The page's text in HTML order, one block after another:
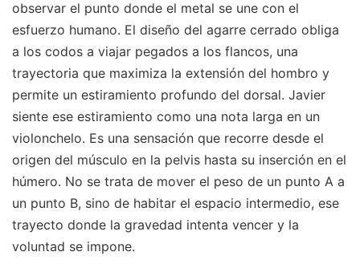
observar el punto donde el metal se une con el
esfuerzo humano. El diseño del agarre cerrado obliga
a los codos a viajar pegados a los flancos, una
trayectoria que maximiza la extensión del hombro y
permite un estiramiento profundo del dorsal. Javier
siente ese estiramiento como una nota larga en un
violonchelo. Es una sensación que recorre desde el
origen del músculo en la pelvis hasta su inserción en el
húmero. No se trata de mover el peso de un punto A a
un punto B, sino de habitar el espacio intermedio, ese
trayecto donde la gravedad intenta vencer y la
voluntad se impone.